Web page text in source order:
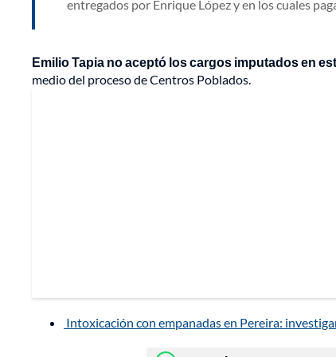
entregados por Enrique López y en los cuales
Emilio Tapia no aceptó los cargos imputados en
medio del proceso de Centros Poblados.
Intoxicación con empanadas en Pereira: